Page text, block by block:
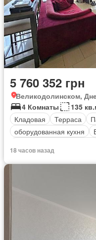
5 760 352 грн
Великодолинском,
4 Комнаты
135
Кладовая
Терраса
оборудованная кухня
18 часов назад